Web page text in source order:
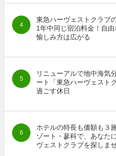
東急ハーヴェストクラブ
1年中同じ宿泊料金！自
愉しみ方は広がる
リニューアルで地中海気
ート「東急ハーヴェスト
過ごす休日
ホテルの特長も価額も３
ゾート・蓼科で、あなた
ヴェストクラブを探しま